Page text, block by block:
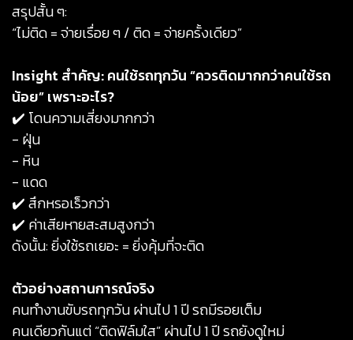
สรุปสั้น ๆ:
“ไม่ติด = จ่ายเรื่อย ๆ / ติด = จ่ายครั้งเดียว”
Insight สำคัญ: คนใช้รถทุกวัน “ควรติดมากกว่าคนใช้รถ
น้อย” เพราะอะไร?
✔️ โดนความเสี่ยงมากกว่า
- ฝุ่น
- หิน
- แดด
✔️ สึกหรอเร็วกว่า
✔️ ค่าเสียหายสะสมสูงกว่า
ดังนั้น: ยิ่งใช้รถเยอะ = ยิ่งคุ้มที่จะติด
ตัวอย่างสถานการณ์จริง
‍คนทำงานขับรถทุกวัน ผ่านไป 1 ปี รถมีรอยเต็ม
คนเดียวกันแต่ “ติดฟิล์มใส” ผ่านไป 1 ปี รถยังดูใหม่